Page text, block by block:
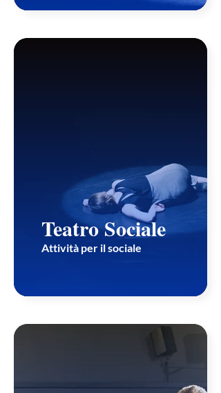
Teatro Sociale
Attività per il sociale